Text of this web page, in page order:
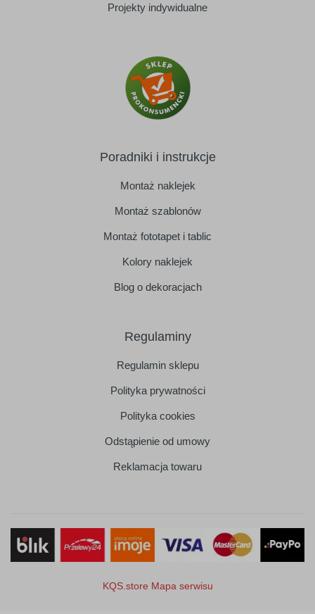
Projekty indywidualne
Poradniki i instrukcje
Montaż naklejek
Montaż szablonów
Montaż fototapet i tablic
Kolory naklejek
Blog o dekoracjach
Regulaminy
Regulamin sklepu
Polityka prywatności
Polityka cookies
Odstąpienie od umowy
Reklamacja towaru
KQS.store Mapa serwisu